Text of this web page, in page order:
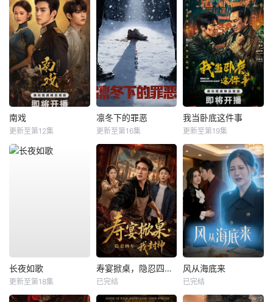
南戏
更新至第12集
凛冬下的罪恶
更新至第16集
我当卧底这件事
更新至第19集
长夜如歌
更新至第18集
寿宴掀桌，隐忍四年我封神
已完结
风从海底来
已完结